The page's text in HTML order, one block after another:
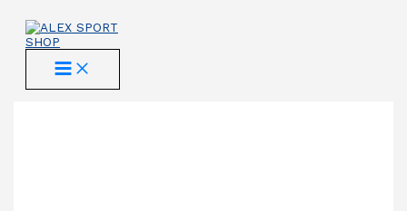
content
MAIN
MENU